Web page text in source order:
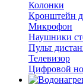
Колонки
Кронштейн
Микрофон
Наушники
Пульт
Телевизор
Цифровой